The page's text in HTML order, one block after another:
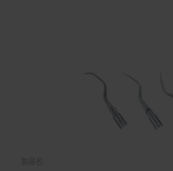
製品名: